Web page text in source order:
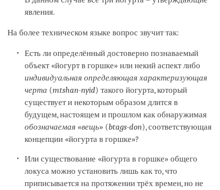
явления.
На более техническом языке вопрос звучит так:
Есть ли определённый достоверно познаваемый
объект «йогурт в горшке» или некий аспект либо
индивидуальная определяющая характеризующая
черта (mtshan-nyid) такого йогурта, который
существует и некоторым образом длится в
будущем, настоящем и прошлом как обнаружимая
обозначаемая «вещь» (btags-don), соответствующая
концепции «йогурта в горшке»?
Или существование «йогурта в горшке» общего
локуса можно установить лишь как то, что
приписывается на протяжении трёх времен, но не